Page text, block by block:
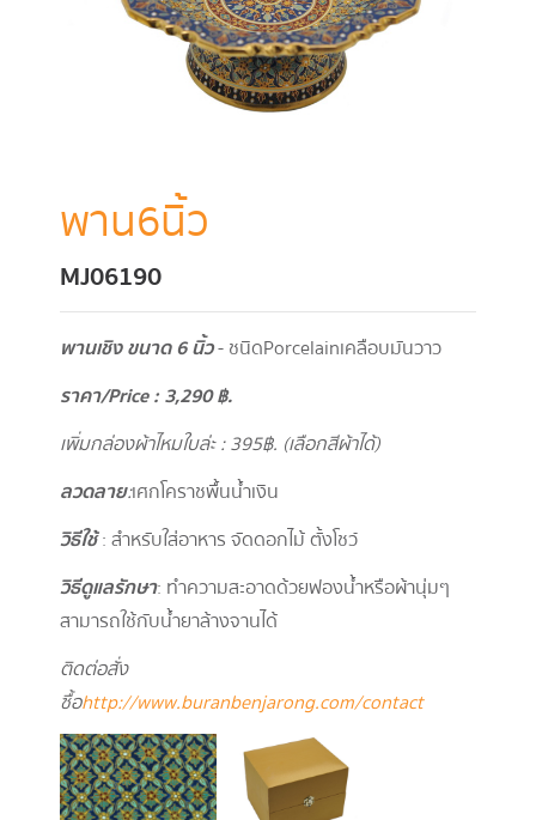
พาน6นิ้ว
MJ06190
พานเชิง ขนาด 6 นิ้ว- ชนิดPorcelainเคลือบมันวาว
ราคา/Price : 3,290฿.
เพิ่มกล่องผ้าไหมใบล่ะ : 395฿. (เลือกสีผ้าได้)
ลวดลาย:เศกโคราชพื้นน้ำเงิน
วิธีใช้: สำหรับใส่อาหาร จัดดอกไม้ ตั้งโชว์
วิธีดูแลรักษา: ทำความสะอาดด้วยฟองน้ำหรือผ้านุ่มๆ
สามารถใช้กับน้ำยาล้างจานได้
ติดต่อสั่ง
ซื้อhttp://www.buranbenjarong.com/contact